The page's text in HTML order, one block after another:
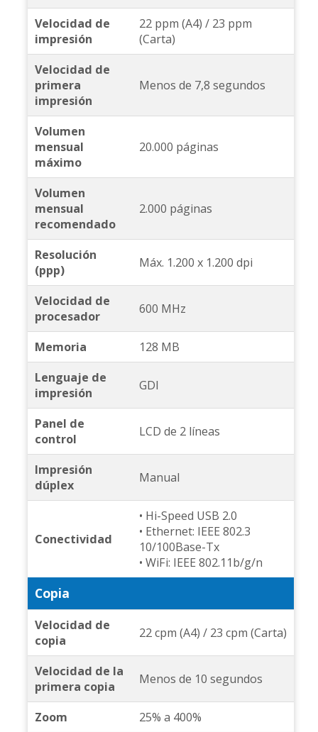
Velocidad de
impresión
22 ppm (A4) / 23 ppm
(Carta)
Velocidad de
primera
impresión
Menos de 7,8 segundos
Volumen
mensual
máximo
20.000 páginas
Volumen
mensual
recomendado
2.000 páginas
Resolución
(ppp)
Máx. 1.200 x 1.200 dpi
Velocidad de
procesador
600 MHz
Memoria
128 MB
Lenguaje de
impresión
GDI
Panel de
control
LCD de 2 líneas
Impresión
dúplex
Manual
Conectividad
• Hi-Speed USB 2.0
• Ethernet: IEEE 802.3
10/100Base-Tx
• WiFi: IEEE 802.11b/g/n
Copia
Velocidad de
copia
22 cpm (A4) / 23 cpm (Carta)
Velocidad de la
primera copia
Menos de 10 segundos
Zoom
25% a 400%